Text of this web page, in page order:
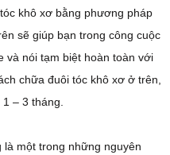
khô xơ bằng phương pháp
sẽ giúp bạn trong công cuộc
và nói tạm biệt hoàn toàn với
chữa đuôi tóc khô xơ ở trên,
– 3 tháng.
là một trong những nguyên